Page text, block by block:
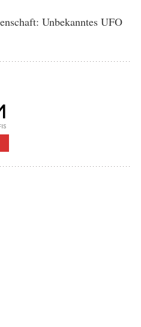
Unbekanntes UFO